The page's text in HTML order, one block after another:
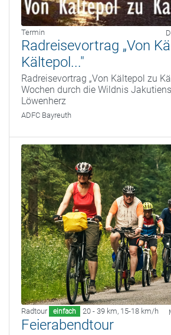
Termin
Radreisevortrag „Von
Kältepol..."
Radreisevortrag „Von Kältepol zu
Wochen durch die Wildnis
Löwenherz
ADFC Bayreuth
Radtour einfach 20 - 39 km, 15-18 km/h
Feierabendtour